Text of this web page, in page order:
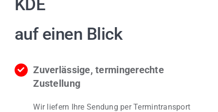
KDE
auf einen Blick
Zuverlässige, termingerechte
Zustellung
Wir liefern Ihre Sendung per Termintransport